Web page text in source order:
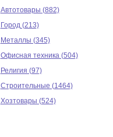
Автотовары (882)
Город (213)
Металлы (345)
Офисная техника (504)
Религия (97)
Строительные (1464)
Хозтовары (524)